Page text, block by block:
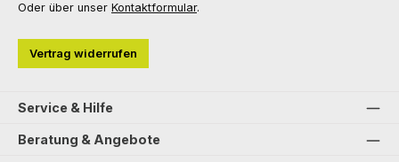
Oder über unser Kontaktformular.
Vertrag widerrufen
Service & Hilfe
Beratung & Angebote